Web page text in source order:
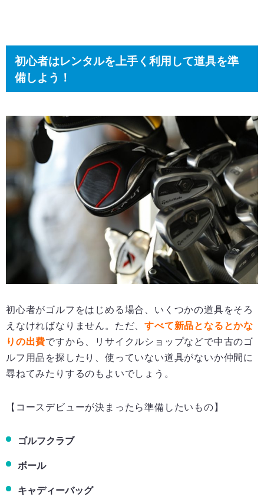
初心者はレンタルを上手く利用して道具を準
備しよう！
初心者がゴルフをはじめる場合、いくつかの道具をそろ
えなければなりません。ただ、すべて新品となるとかな
りの出費ですから、リサイクルショップなどで中古のゴ
ルフ用品を探したり、使っていない道具がないか仲間に
尋ねてみたりするのもよいでしょう。
【コースデビューが決まったら準備したいもの】
ゴルフクラブ
ボール
キャディーバッグ